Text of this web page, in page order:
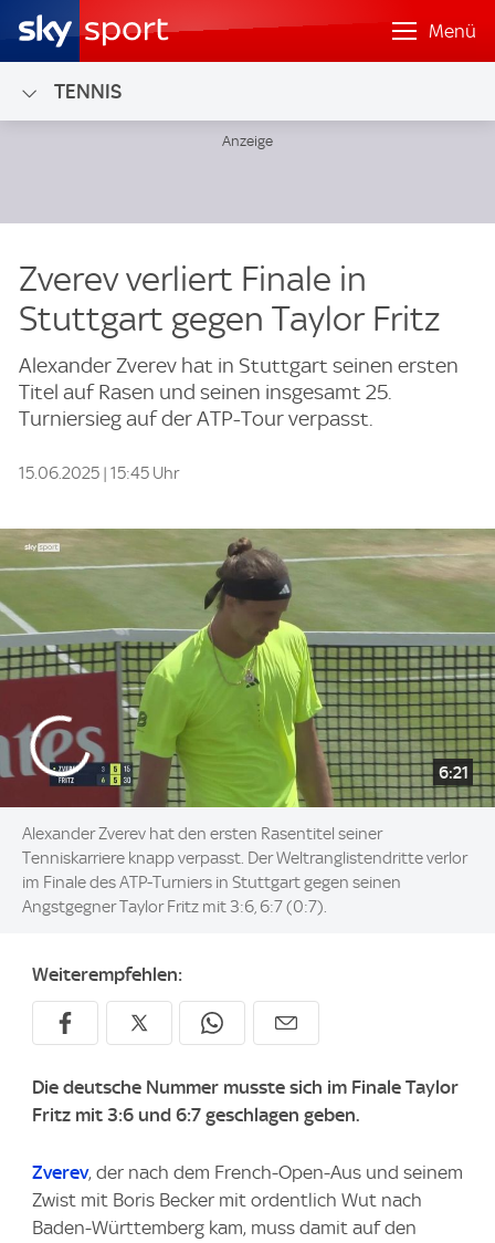
Menü
TENNIS
Zverev verliert Finale in
Stuttgart gegen Taylor Fritz
Alexander Zverev hat in Stuttgart seinen ersten
Titel auf Rasen und seinen insgesamt 25.
Turniersieg auf der ATP-Tour verpasst.
15.06.2025 | 15:45 Uhr
6:21
Alexander Zverev hat den ersten Rasentitel seiner
Tenniskarriere knapp verpasst. Der Weltranglistendritte verlor
im Finale des ATP-Turniers in Stuttgart gegen seinen
Angstgegner Taylor Fritz mit 3:6, 6:7 (0:7).
Weiterempfehlen:
Die deutsche Nummer musste sich im Finale Taylor
Fritz mit 3:6 und 6:7 geschlagen geben.
Zverev, der nach dem French-Open-Aus und seinem
Zwist mit Boris Becker mit ordentlich Wut nach
Baden-Württemberg kam, muss damit auf den